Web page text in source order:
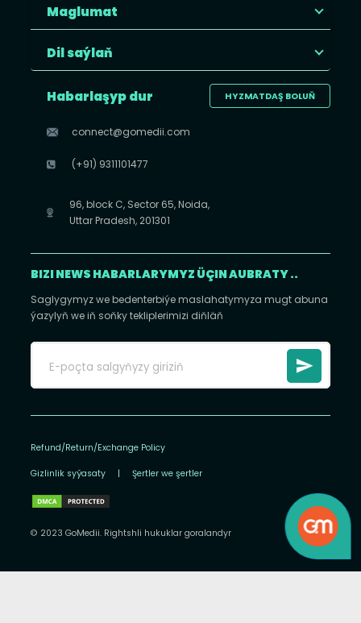
Maglumat
Dil saýlaň
HYZMATDAŞ BOLUŇ
Habarlaşyp dur
connect@gomedii.com
(+91) 9311101477
96, block C, Sector 65, Noida,
Uttar Pradesh, 201301
BIZI NEWS HABARLARYMYZ ÜÇIN AUBRATY ..
Saglygymyz we bedenterbiýe maslahatymyza mugt abuna
ýazylyň we iň soňky tekliplerimizi diňläň
Refund/Return/Exchange Policy
Gizlinlik syýasaty | Şertler we şertler
© 2023 GoMedii. Rightshli hukuklar goralandyr